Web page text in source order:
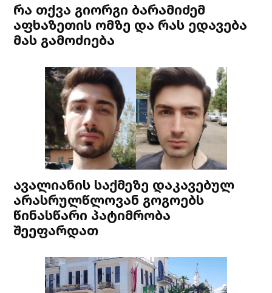
რა თქვა გიორგი ბარამიძემ
აფხაზეთის ომზე და რას ედავება
მას გამოძიება
ავალიანის საქმეზე დაკავებულ
არასრულწლოვან გოგოებს
წინასწარი პატიმრობა
შეეფარდათ